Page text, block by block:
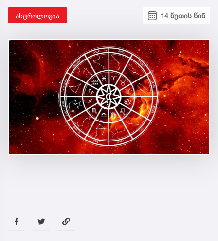
ასტროლოგია 14 წუთის წინ